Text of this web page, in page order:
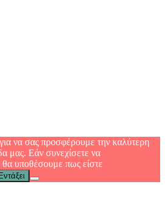
να σας προσφέρουμε την καλύτερη
μας. Εάν συνεχίσετε να
θα υποθέσουμε πως είστε